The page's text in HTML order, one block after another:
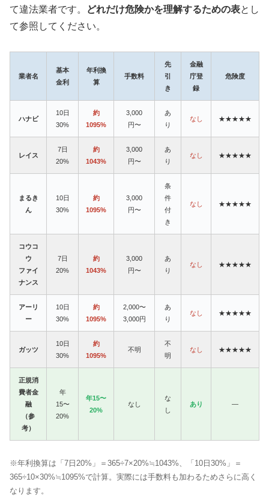
て違法業者です。
どれだけ危険かを理解するための表とし
て参照してください。
業者名
基本
金利
年利換
算
手数料
先
引
き
金融
庁登
録
危険度
ハナビ
10日
30%
約
1095%
3,000
円〜
あ
り
なし ★★★★★
レイス
7日
20%
約
1043%
3,000
円〜
あ
り
なし ★★★★★
まるき
ん
10日
30%
約
1095%
3,000
円〜
条
件
付
き
なし ★★★★★
コウコ
ウ
ファイ
ナンス
7日
20%
約
1043%
3,000
円〜
あ
り
なし ★★★★★
アーリ
ー
10日
30%
約
1095%
2,000〜
3,000円
あ
り
なし ★★★★★
ガッツ
10日
30%
約
1095%
不明
不
明
なし ★★★★★
正規消
費者金
融
（参
考）
年
15〜
20%
年15〜
20%
なし
な
し
あり —
※年利換算は「7日20%」＝365÷7×20%≒1043%、「10日30%」＝
365÷10×30%≒1095%で計算。実際には手数料も加わるためさらに高く
なります。